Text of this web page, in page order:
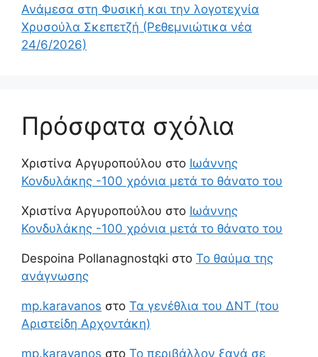
Ανάμεσα στη Φυσική και την λογοτεχνία
Χρυσούλα Σκεπετζή (Ρεθεμνιώτικα νέα
24/6/2026)
Πρόσφατα σχόλια
Χριστίνα Αργυροπούλου στο Ιωάννης
Κονδυλάκης -100 χρόνια μετά το θάνατο του
Χριστίνα Αργυροπούλου στο Ιωάννης
Κονδυλάκης -100 χρόνια μετά το θάνατο του
Despoina Pollanagnostqki στο Το θαύμα της
ανάγνωσης
mp.karavanos στο Τα γενέθλια του ΔΝΤ (του
Αριστείδη Αρχοντάκη)
mp.karavanos στο Το περιβάλλον ξανά σε